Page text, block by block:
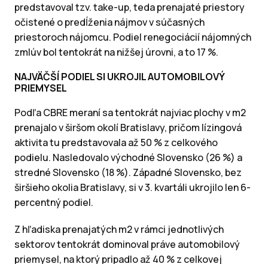
predstavoval tzv. take-up, teda prenajaté priestory
očistené o predĺženia nájmov v súčasných
priestoroch nájomcu. Podiel renegociácií nájomných
zmlúv bol tentokrát na nižšej úrovni, a to 17 %.
NAJVÄČŠÍ PODIEL SI UKROJIL AUTOMOBILOVÝ
PRIEMYSEL
Podľa CBRE meraní sa tentokrát najviac plochy v m2
prenajalo v širšom okolí Bratislavy, pričom lízingová
aktivita tu predstavovala až 50 % z celkového
podielu. Nasledovalo východné Slovensko (26 %) a
stredné Slovensko (18 %). Západné Slovensko, bez
širšieho okolia Bratislavy, si v 3. kvartáli ukrojilo len 6-
percentný podiel.
Z hľadiska prenajatých m2 v rámci jednotlivých
sektorov tentokrát dominoval práve automobilový
priemysel, na ktorý pripadlo až 40 % z celkovej